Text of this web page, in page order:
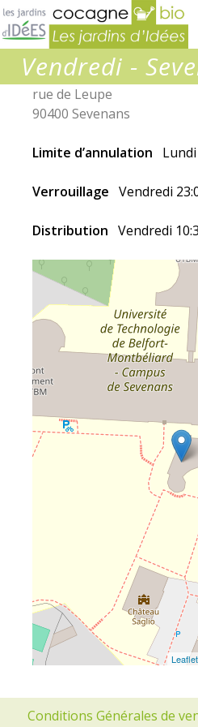
Vendredi -
rue de Leupe
90400 Sevenans
Limite d’annulation Lundi
Verrouillage Vendredi
Distribution Vendredi
Leaflet
Conditions Générales de